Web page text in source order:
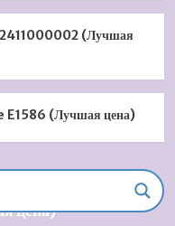
(Лучшая
E1586 (Лучшая цена)
Timo Briana SX-
цена)